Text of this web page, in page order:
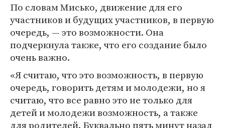
По словам Мисько, движение для его
участников и будущих участников, в первую
очередь, — это возможности. Она
подчеркнула также, что его создание было
очень важно.
«Я считаю, что это возможность, в первую
очередь, говорить детям и молодежи, но я
считаю, что все равно это не только для
детей и молодежи возможность, а также
для родителей. Буквально пять минут назад